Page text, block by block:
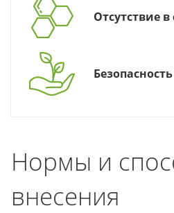
Отсутствие в
Нормы и
внесения